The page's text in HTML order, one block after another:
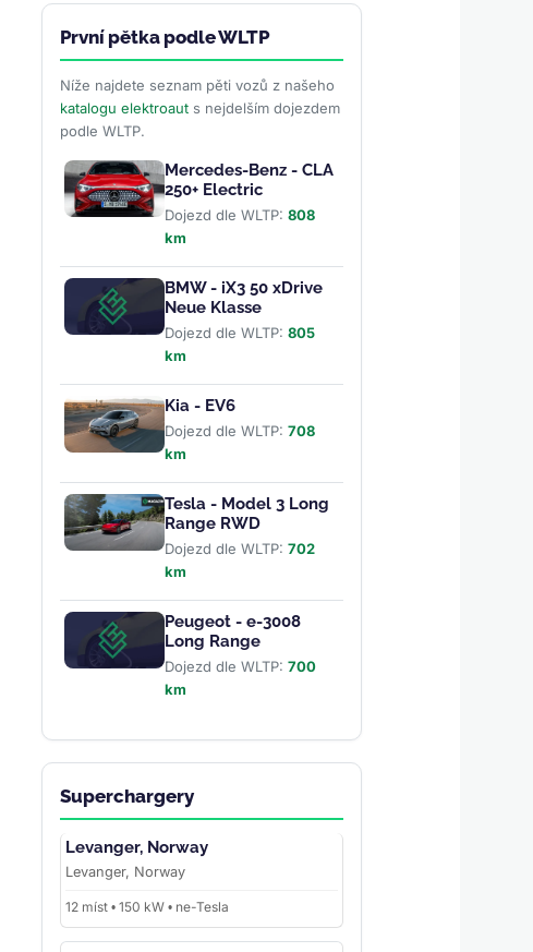
První pětka podle WLTP
Níže najdete seznam pěti vozů z našeho
katalogu elektroauts nejdelším dojezdem
podle WLTP.
Mercedes-Benz - CLA
250+ Electric
Dojezd dle WLTP: 808
km
BMW - iX3 50 xDrive
Neue Klasse
Dojezd dle WLTP: 805
km
Kia - EV6
Dojezd dle WLTP: 708
km
Tesla - Model 3 Long
Range RWD
Dojezd dle WLTP: 702
km
Peugeot - e-3008
Long Range
Dojezd dle WLTP: 700
km
Superchargery
Levanger, Norway
Levanger, Norway
12 míst • 150 kW • ne-Tesla